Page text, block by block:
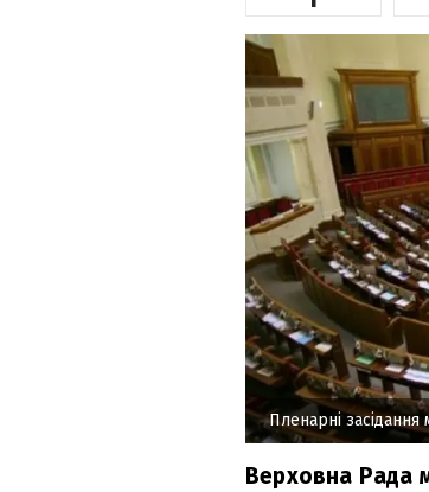
Пленарні
Верховна Рада